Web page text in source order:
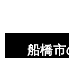
船橋